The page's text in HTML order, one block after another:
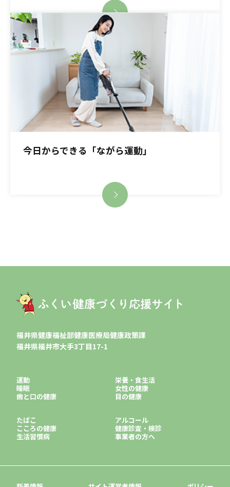
今日からできる「ながら運動」
福井県健康福祉部健康医療局健康政策課
福井県福井市大手3丁目17-1
運動
栄養・食生活
睡眠
女性の健康
歯と口の健康
目の健康
たばこ
アルコール
こころの健康
健康診査・検診
生活習慣病
事業者の方へ